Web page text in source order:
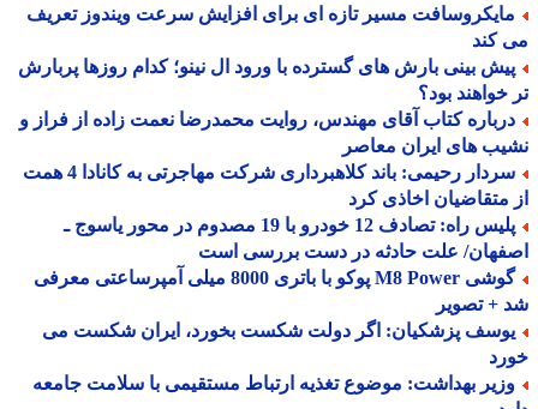
مسیر تازه ای برای افزایش سرعت ویندوز تعریف
کند
بینی بارش های گسترده با ورود ال نینو؛ کدام روزها پربارش
بود؟
کتاب آقای مهندس، روایت محمدرضا نعمت زاده از فراز و
های ایران معاصر
سردار رحیمی: باند کلاهبرداری شرکت مهاجرتی به کانادا 4 همت
متقاضیان اخاذی کرد
پلیس راه: تصادف 12 خودرو با 19 مصدوم در محور یاسوج ـ
علت حادثه در دست بررسی است
گوشی M8 Power پوکو با باتری 8000 میلی آمپرساعتی معرفی
+ تصویر
پزشکیان: اگر دولت شکست بخورد، ایران شکست می
بهداشت: موضوع تغذیه ارتباط مستقیمی با سلامت جامعه